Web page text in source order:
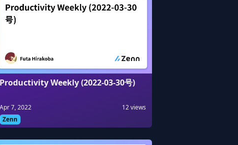
Productivity Weekly (2022-03-30号)
Apr 7, 2022 12views
Zenn